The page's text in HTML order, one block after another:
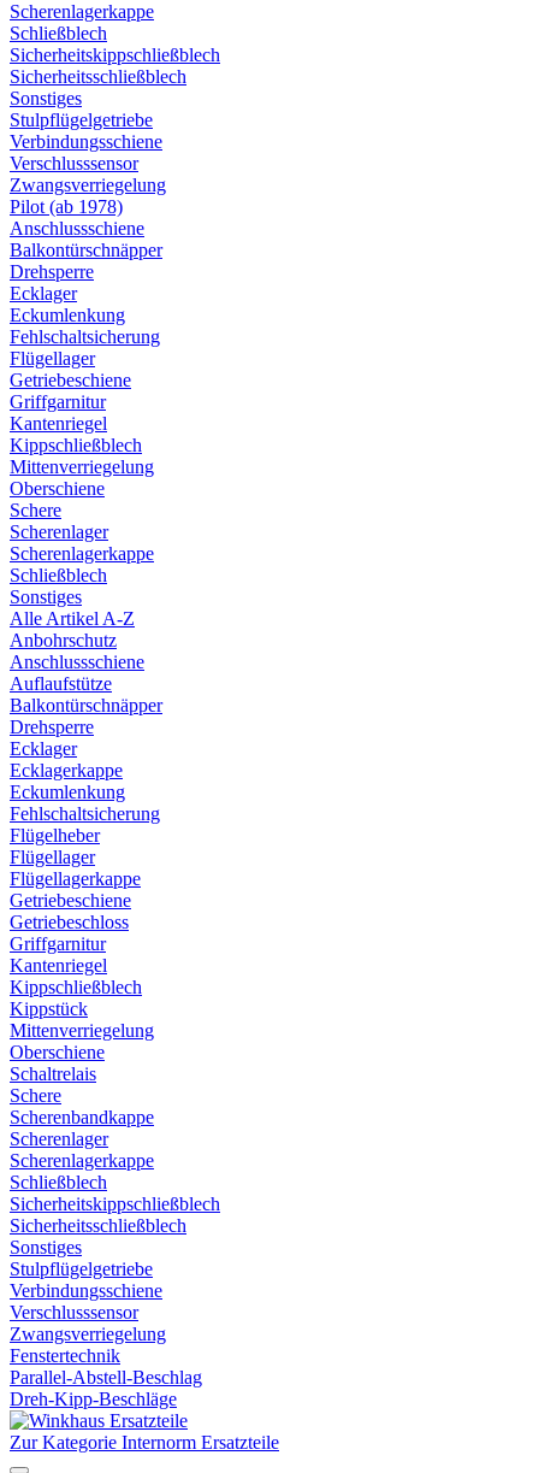
Scherenlagerkappe
Schließblech
Sicherheitskippschließblech
Sicherheitsschließblech
Sonstiges
Stulpflügelgetriebe
Verbindungsschiene
Verschlusssensor
Zwangsverriegelung
Pilot (ab 1978)
Anschlussschiene
Balkontürschnäpper
Drehsperre
Ecklager
Eckumlenkung
Fehlschaltsicherung
Flügellager
Getriebeschiene
Griffgarnitur
Kantenriegel
Kippschließblech
Mittenverriegelung
Oberschiene
Schere
Scherenlager
Scherenlagerkappe
Schließblech
Sonstiges
Alle Artikel A-Z
Anbohrschutz
Anschlussschiene
Auflaufstütze
Balkontürschnäpper
Drehsperre
Ecklager
Ecklagerkappe
Eckumlenkung
Fehlschaltsicherung
Flügelheber
Flügellager
Flügellagerkappe
Getriebeschiene
Getriebeschloss
Griffgarnitur
Kantenriegel
Kippschließblech
Kippstück
Mittenverriegelung
Oberschiene
Schaltrelais
Schere
Scherenbandkappe
Scherenlager
Scherenlagerkappe
Schließblech
Sicherheitskippschließblech
Sicherheitsschließblech
Sonstiges
Stulpflügelgetriebe
Verbindungsschiene
Verschlusssensor
Zwangsverriegelung
Fenstertechnik
Parallel-Abstell-Beschlag
Dreh-Kipp-Beschläge
Zur Kategorie Internorm Ersatzteile